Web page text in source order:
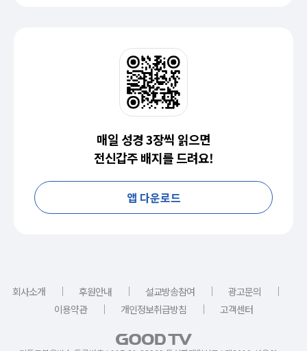
매일 성경 3장씩 읽으면
전신갑주 배지를 드려요!
앱 다운로드
회사소개 ｜ 후원안내 ｜ 설교방송참여 ｜ 광고문의
｜
이용약관
｜ 개인정보취급방침 ｜ 고객센터